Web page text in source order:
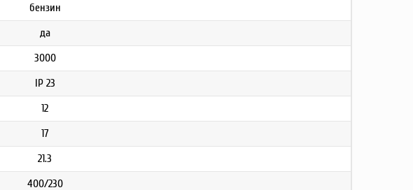
бензин
да
3000
IP 23
12
17
21.3
400/230